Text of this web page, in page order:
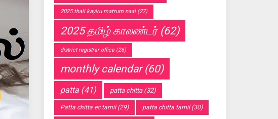
2025 thali kayiru matrum naal(27)
2025 தமிழ் காலண்டர்(62)
district registrar office (26)
monthly calendar(60)
patta (41) patta chitta(32)
Patta chitta ec tamil(29) patta chitta tamil(30)